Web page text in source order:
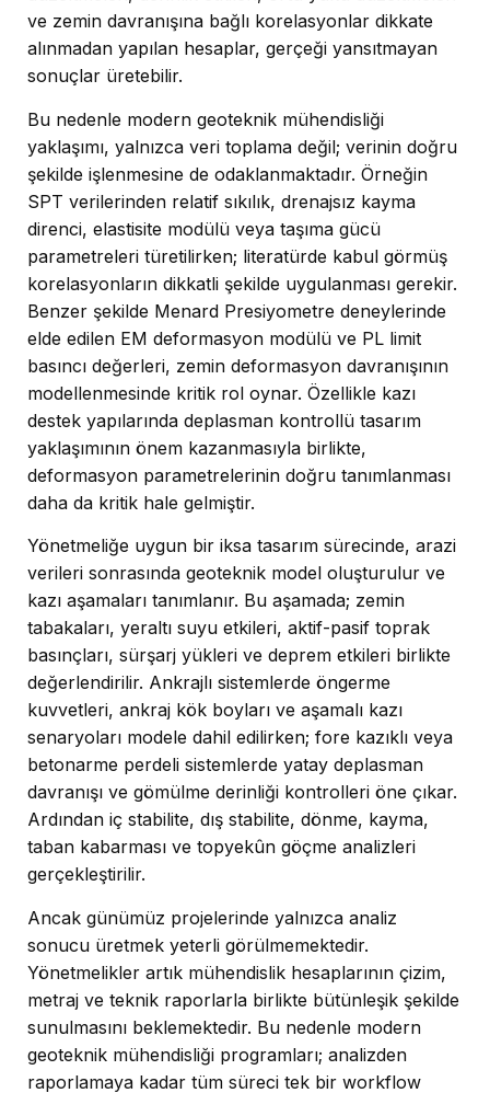
ve zemin davranışına bağlı korelasyonlar dikkate
alınmadan yapılan hesaplar, gerçeği yansıtmayan
sonuçlar üretebilir.
Bu nedenle modern geoteknik mühendisliği
yaklaşımı, yalnızca veri toplama değil; verinin doğru
şekilde işlenmesine de odaklanmaktadır. Örneğin
SPT verilerinden relatif sıkılık, drenajsız kayma
direnci, elastisite modülü veya taşıma gücü
parametreleri türetilirken; literatürde kabul görmüş
korelasyonların dikkatli şekilde uygulanması gerekir.
Benzer şekilde Menard Presiyometre deneylerinde
elde edilen EM deformasyon modülü ve PL limit
basıncı değerleri, zemin deformasyon davranışının
modellenmesinde kritik rol oynar. Özellikle kazı
destek yapılarında deplasman kontrollü tasarım
yaklaşımının önem kazanmasıyla birlikte,
deformasyon parametrelerinin doğru tanımlanması
daha da kritik hale gelmiştir.
Yönetmeliğe uygun bir iksa tasarım sürecinde, arazi
verileri sonrasında geoteknik model oluşturulur ve
kazı aşamaları tanımlanır. Bu aşamada; zemin
tabakaları, yeraltı suyu etkileri, aktif-pasif toprak
basınçları, sürşarj yükleri ve deprem etkileri birlikte
değerlendirilir. Ankrajlı sistemlerde öngerme
kuvvetleri, ankraj kök boyları ve aşamalı kazı
senaryoları modele dahil edilirken; fore kazıklı veya
betonarme perdeli sistemlerde yatay deplasman
davranışı ve gömülme derinliği kontrolleri öne çıkar.
Ardından iç stabilite, dış stabilite, dönme, kayma,
taban kabarması ve topyekûn göçme analizleri
gerçekleştirilir.
Ancak günümüz projelerinde yalnızca analiz
sonucu üretmek yeterli görülmemektedir.
Yönetmelikler artık mühendislik hesaplarının çizim,
metraj ve teknik raporlarla birlikte bütünleşik şekilde
sunulmasını beklemektedir. Bu nedenle modern
geoteknik mühendisliği programları; analizden
raporlamaya kadar tüm süreci tek bir workflow